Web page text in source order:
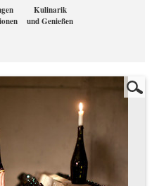
Kulinarik
und Genießen